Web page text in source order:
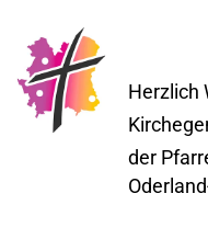
Herzlich
der